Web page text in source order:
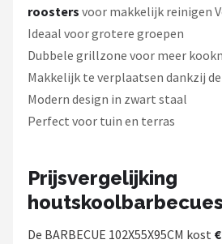
roosters voor makkelijk reinigen
Ideaal voor grotere groepen
Dubbele grillzone voor meer
Makkelijk te verplaatsen dankzij
Modern design in zwart staal
Perfect voor tuin en terras
Prijsvergelijking
houtskoolbarbecues
De BARBECUE 102X55X95CM kost